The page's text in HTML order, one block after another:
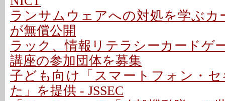
ランサムウェアへの対処を学ぶカ
が無償公開
ラック、情報リテラシーカードゲ
講座の参加団体を募集
子ども向け「スマートフォン・
た」を提供 - JSSEC